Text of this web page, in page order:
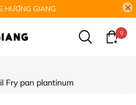
HƯƠNG GIANG
0
Fry pan plantinum